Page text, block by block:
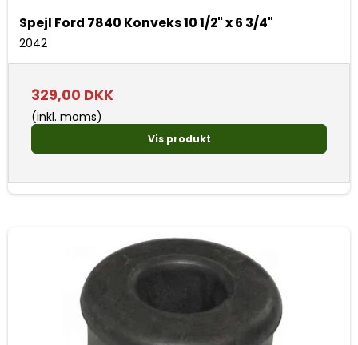
Spejl Ford 7840 Konveks 10 1/2" x 6 3/4"
2042
329,00 DKK
(inkl. moms)
Vis produkt